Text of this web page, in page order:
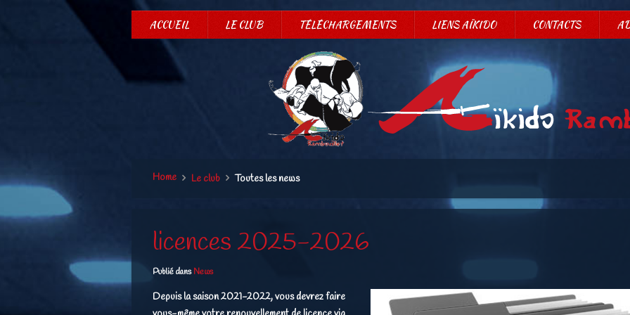
ACCUEIL LE CLUB TÉLÉCHARGEMENTS LIENS AÏKIDO CONTACTS
Home Le club Toutes les news
licences 2025-2026
Publié dansNews
Depuis la saison 2021-2022, vous devrez faire